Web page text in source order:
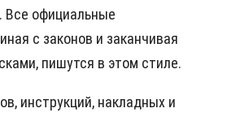
Все официальные
с законов и заканчивая
пишутся в этом стиле.
инструкций, накладных и